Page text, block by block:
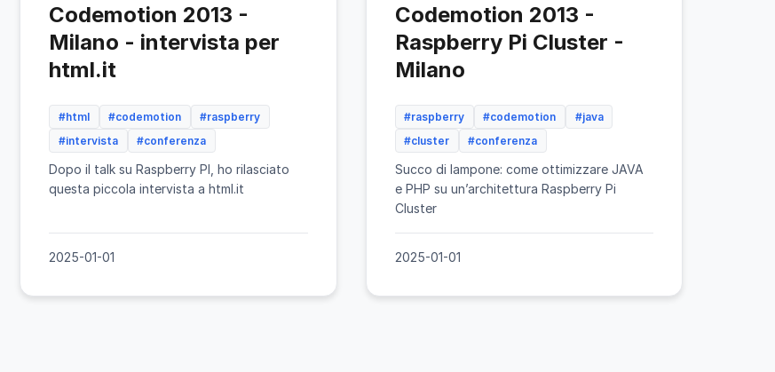
Codemotion 2013 -
Milano - intervista per
html.it
#html #codemotion
#raspberry
#intervista
#conferenza
Dopo il talk su Raspberry PI, ho rilasciato
questa piccola intervista a html.it
2025-01-01
Codemotion 2013 -
Raspberry Pi Cluster -
Milano
#raspberry #codemotion
#java
#cluster
#conferenza
Succo di lampone: come ottimizzare JAVA
e PHP su un’architettura Raspberry Pi
Cluster
2025-01-01